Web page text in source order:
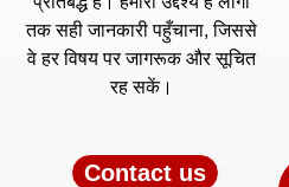
तक सही जानकारी पहुँचाना, जिससे
वे हर विषय पर जागरूक और सूचित
रह सकें।
Contact us